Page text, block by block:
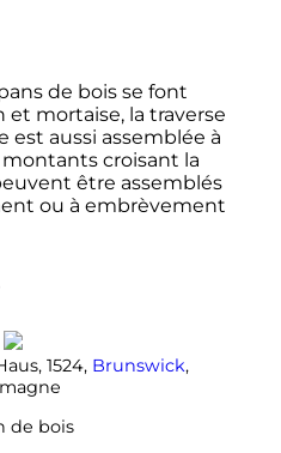
de bois se font
mortaise, la traverse
est aussi assemblée à
croisant la
être assemblés
ou à embrèvement
1524, Brunswick,